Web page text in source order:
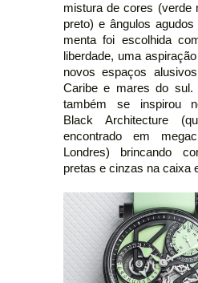
mistura de cores (verde
preto) e ângulos
menta foi escolhida
liberdade, uma
novos espaços
Caribe e mares do sul.
também se inspirou
Black Architecture
encontrado em
Londres) brincando
pretas e cinzas na caixa